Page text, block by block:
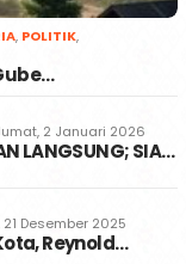
, POLITIK,
2 Januari 2026
LANGSUNG; SIA…
Desember 2025
Reynold…